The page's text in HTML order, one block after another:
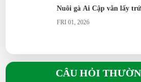
Nuôi gà Ai Cập vằn lấy
FRI 01, 2026
SAT 01, 2026
CÂU HỎI